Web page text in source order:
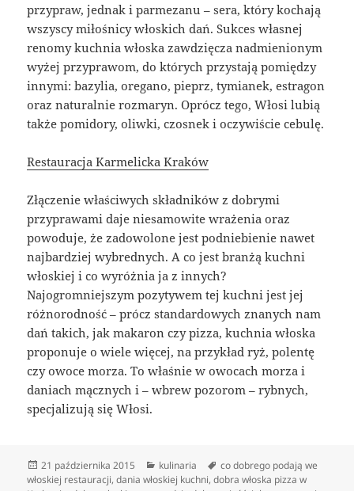
przypraw, jednak i parmezanu – sera, który kochają
wszyscy miłośnicy włoskich dań. Sukces własnej
renomy kuchnia włoska zawdzięcza nadmienionym
wyżej przyprawom, do których przystają pomiędzy
innymi: bazylia, oregano, pieprz, tymianek, estragon
oraz naturalnie rozmaryn. Oprócz tego, Włosi lubią
także pomidory, oliwki, czosnek i oczywiście cebulę.
Restauracja Karmelicka Kraków
Złączenie właściwych składników z dobrymi
przyprawami daje niesamowite wrażenia oraz
powoduje, że zadowolone jest podniebienie nawet
najbardziej wybrednych. A co jest branżą kuchni
włoskiej i co wyróżnia ja z innych?
Najogromniejszym pozytywem tej kuchni jest jej
różnorodność – prócz standardowych znanych nam
dań takich, jak makaron czy pizza, kuchnia włoska
proponuje o wiele więcej, na przykład ryż, polentę
czy owoce morza. To właśnie w owocach morza i
daniach mącznych i – wbrew pozorom – rybnych,
specjalizują się Włosi.
Data
publikacji
21 października 2015 Kategorie
kulinaria Tagi
co dobrego podają we
włoskiej restauracji,dania włoskiej kuchni,dobra włoska pizza w